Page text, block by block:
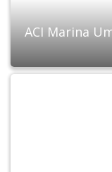
ACI Marina